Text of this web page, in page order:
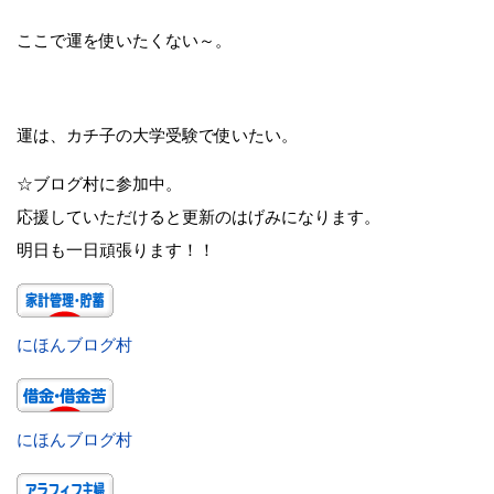
ここで運を使いたくない～。
運は、カチ子の大学受験で使いたい。
☆ブログ村に参加中。
応援していただけると更新のはげみになります。
明日も一日頑張ります！！
にほんブログ村
にほんブログ村